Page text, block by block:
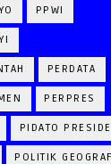
PPWI
PERDATA
PERPRES
PIDATO
POLITIK